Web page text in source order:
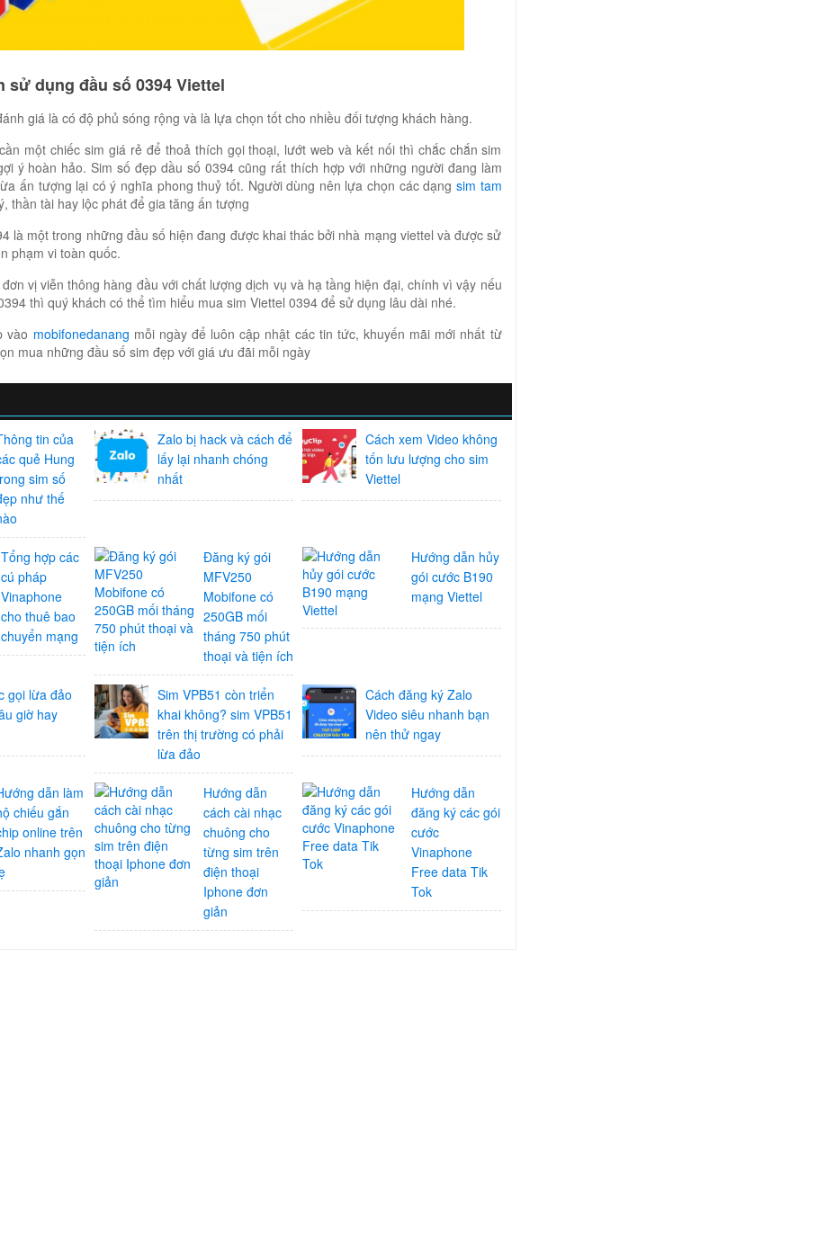
sử dụng đầu số 0394 Viettel
giá là có độ phủ sóng rộng và là lựa chọn tốt cho nhiều đối tượng khách hàng.
một chiếc sim giá rẻ để thoả thích gọi thoại, lướt web và kết nối thì chắc chắn sim
ý hoàn hảo. Sim số đẹp dầu số 0394 cũng rất thích hợp với những người đang làm
ấn tượng lại có ý nghĩa phong thuỷ tốt. Người dùng nên lựa chọn các dạng sim tam
thần tài hay lộc phát để gia tăng ấn tượng
là một trong những đầu số hiện đang được khai thác bởi nhà mạng viettel và được sử
phạm vi toàn quốc.
vị viễn thông hàng đầu với chất lượng dịch vụ và hạ tầng hiện đại, chính vì vậy nếu
thì quý khách có thể tìm hiểu mua sim Viettel 0394 để sử dụng lâu dài nhé.
vào mobifonedanang mỗi ngày để luôn cập nhật các tin tức, khuyến mãi mới nhất từ
mua những đầu số sim đẹp với giá ưu đãi mỗi ngày
tin của
quẻ Hung
sim số
như thế
Zalo bị hack và cách để
lấy lại nhanh chóng
nhất
Cách xem Video không
tốn lưu lượng cho sim
Viettel
Tổng hợp các
cú pháp
Vinaphone
cho thuê bao
chuyển mạng
Đăng ký gói
MFV250
Mobifone có
250GB mối
tháng 750 phút
thoại và tiện ích
Hướng dẫn hủy
gói cước B190
mạng Viettel
gọi lừa đảo
giờ hay
Sim VPB51 còn triển
khai không? sim VPB51
trên thị trường có phải
lừa đảo
Cách đăng ký Zalo
Video siêu nhanh bạn
nên thử ngay
dẫn làm
chiếu gắn
online trên
nhanh gọn
Hướng dẫn
cách cài nhạc
chuông cho
từng sim trên
điện thoại
Iphone đơn
giản
Hướng dẫn
đăng ký các gói
cước
Vinaphone
Free data Tik
Tok